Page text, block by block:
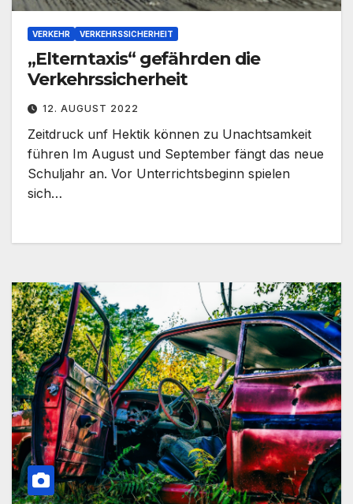
VERKEHR VERKEHRSSICHERHEIT
„Elterntaxis“ gefährden die
Verkehrssicherheit
12. AUGUST 2022
Zeitdruck unf Hektik können zu Unachtsamkeit
führen Im August und September fängt das neue
Schuljahr an. Vor Unterrichtsbeginn spielen
sich…